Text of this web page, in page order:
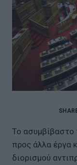
Το ασυμβίβαστο
προς άλλα έργα
διορισμού